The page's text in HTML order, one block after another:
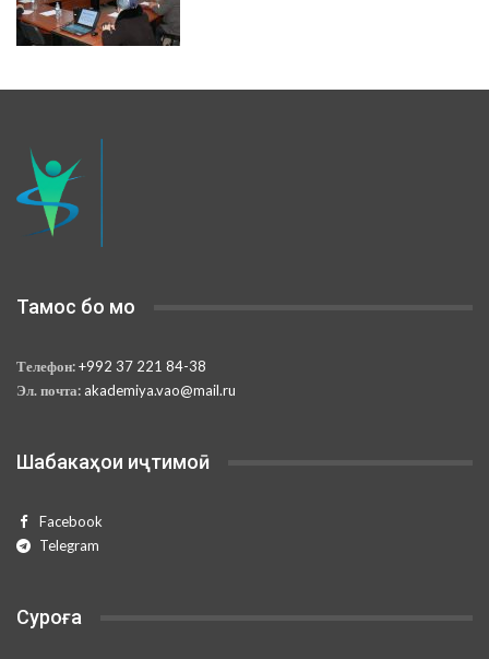
Тамос бо мо
Телефон:+992 37 221 84-38
Эл. почта: akademiya.vao@mail.ru
Шабакаҳои иҷтимоӣ
Facebook
Telegram
Суроға